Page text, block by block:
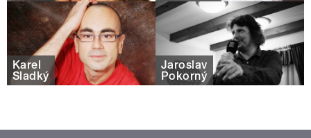
Karel
Sladký
Jaroslav
Pokorný